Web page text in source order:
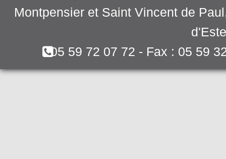
Montpensier et Saint Vincent de
05 59 72 07 72 - Fax : 05 59